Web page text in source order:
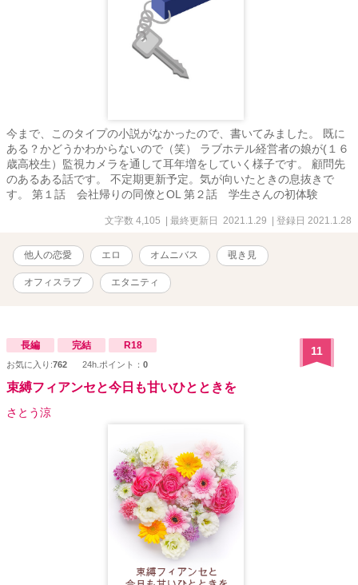
今まで、このタイプの小説がなかったので、書いてみました。 既に
ある？かどうかわからないので（笑） ラブホテル経営者の娘が(１６
歳高校生）監視カメラを通して耳年増をしていく様子です。 顧問先
のあるある話です。 不定期更新予定。気が向いたときの息抜きで
す。 第１話 会社帰りの同僚とOL 第２話 学生さんの初体験
文字数 4,105 | 最終更新日 2021.1.29 | 登録日 2021.1.28
他人の恋愛 エロ オムニバス 覗き見
オフィスラブ エタニティ
長編 完結 R18
お気に入り:762 24h.ポイント： 0
11
束縛フィアンセと今日も甘いひとときを
さとう涼